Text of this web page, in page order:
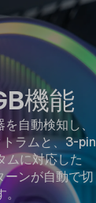
機能
自動検知し、
ラムと、3-pin
ムに対応した
ーンが自動で切
。